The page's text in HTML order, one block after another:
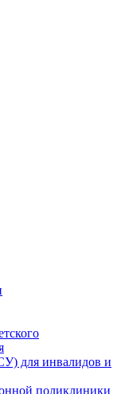
для инвалидов и
поликлиники